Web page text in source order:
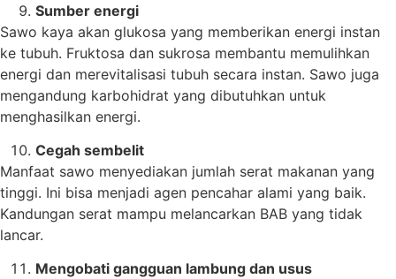
Sumber energi
Sawo kaya akan glukosa yang memberikan energi instan
ke tubuh. Fruktosa dan sukrosa membantu memulihkan
energi dan merevitalisasi tubuh secara instan. Sawo juga
mengandung karbohidrat yang dibutuhkan untuk
menghasilkan energi.
Cegah sembelit
Manfaat sawo menyediakan jumlah serat makanan yang
tinggi. Ini bisa menjadi agen pencahar alami yang baik.
Kandungan serat mampu melancarkan BAB yang tidak
lancar.
Mengobati gangguan lambung dan usus